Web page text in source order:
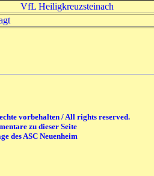
VfL Heiligkreuzsteinach
vorbehalten / All rights reserved.
zu dieser Seite
des ASC Neuenheim